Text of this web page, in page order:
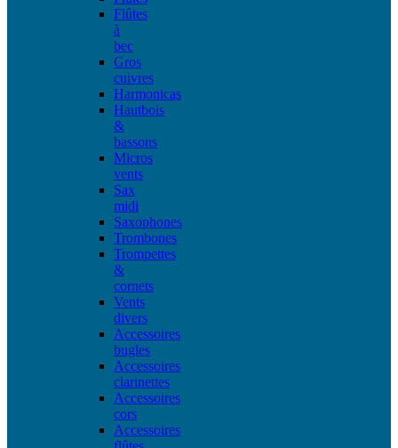
Flûtes
à
bec
Gros
cuivres
Harmonicas
Hautbois
&
bassons
Micros
vents
Sax
midi
Saxophones
Trombones
Trompettes
&
cornets
Vents
divers
Accessoires
bugles
Accessoires
clarinettes
Accessoires
cors
Accessoires